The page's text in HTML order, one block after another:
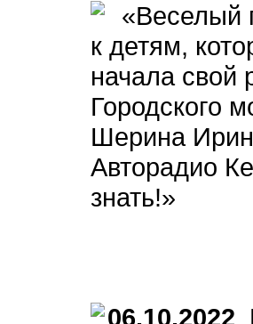
«Веселый
к детям,
начала свой
Городского
Шерина
Авторадио
знать!»
06.10.2022